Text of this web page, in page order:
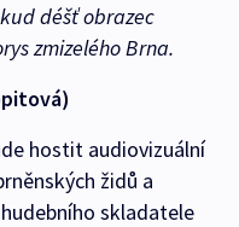
déšť obrazec
zmizelého Brna.
hostit audiovizuální
židů a
skladatele